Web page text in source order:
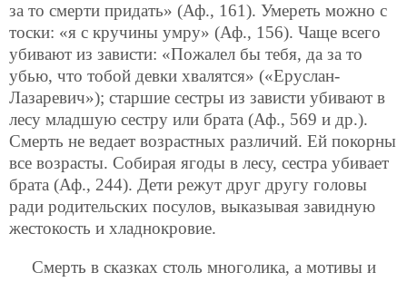
за то смерти придать» (Аф., 161). Умереть можно с
тоски: «я с кручины умру» (Аф., 156). Чаще всего
убивают из зависти: «Пожалел бы тебя, да за то
убью, что тобой девки хвалятся» («Еруслан-
Лазаревич»); старшие сестры из зависти убивают в
лесу младшую сестру или брата (Аф., 569 и др.).
Смерть не ведает возрастных различий. Ей покорны
все возрасты. Собирая ягоды в лесу, сестра убивает
брата (Аф., 244). Дети режут друг другу головы
ради родительских посулов, выказывая завидную
жестокость и хладнокровие.
Смерть в сказках столь многолика, а мотивы и